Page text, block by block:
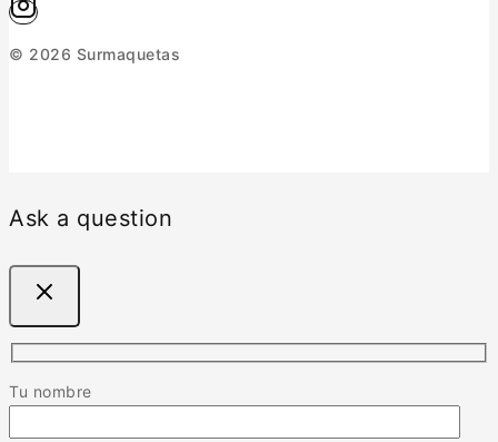
© 2026 Surmaquetas
Ask a question
Tu nombre